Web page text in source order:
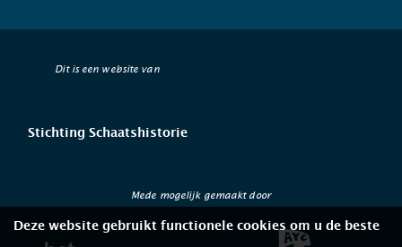
Dit is een website van
Stichting Schaatshistorie
Mede mogelijk gemaakt door
Deze website gebruikt functionele cookies om u de beste